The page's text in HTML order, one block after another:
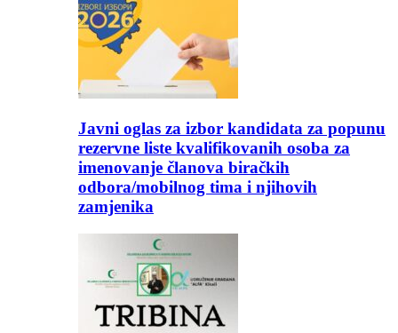
Javni oglas za izbor kandidata za popunu
rezervne liste kvalifikovanih osoba za
imenovanje članova biračkih
odbora/mobilnog tima i njihovih
zamjenika